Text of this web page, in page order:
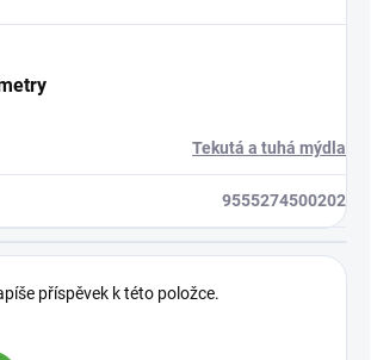
Tekutá a tuhá mýdla
9555274500202
příspěvek k této položce.